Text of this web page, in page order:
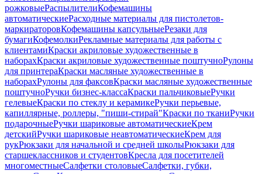
рожковыеРаспылителиКофемашины
автоматическиеРасходные материалы для пистолетов-
маркираторовКофемашины капсульныеРезаки для
бумагиКофемолкиРекламные материалы для работы с
клиентамиКраски акриловые художественные в
наборахКраски акриловые художественные поштучноРулоны
для принтераКраски масляные художественные в
наборахРулоны для факсовКраски масляные художественные
поштучноРучки бизнес-классаКраски пальчиковыеРучки
гелевыеКраски по стеклу и керамикеРучки перьевые,
капиллярные, роллеры, "пиши-стирай"Краски по тканиРучки
подарочныеРучки шариковые автоматическиеКрем
детскийРучки шариковые неавтоматическиеКрем для
рукРюкзаки для начальной и средней школыРюкзаки для
старшеклассников и студентовКресла для посетителей
многоместныеСалфетки столовыеСалфетки, губки,